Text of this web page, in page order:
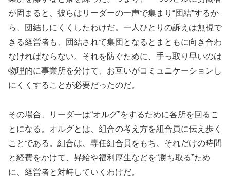
が固まると、彼らはリーダーの一声で集まり“団結”するか
ら、団結しにくくしたわけだ。一人ひとりの訴えは無視で
きる経営者も、団結されて集団となるとまともに向き合わ
なければならない。それを防ぐために、手っ取り早いのは
物理的に事業所を分けて、お互いがコミュニケーションし
にくくすることが必要だったのだ。
その場合、リーダーは“オルグ”をするために各所を回るこ
とになる。オルグとは、組合の考え方を組合員に伝え歩く
ことである。組合は、専任組合員をもち、それだけの時間
と経費をかけて、昇給や福利厚生などを“勝ち取る”ため
に、経営者と対峙していくわけだ。